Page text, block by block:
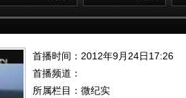
首播时间：2012年9月24日17:26
首播频道：
所属栏目： 微纪实